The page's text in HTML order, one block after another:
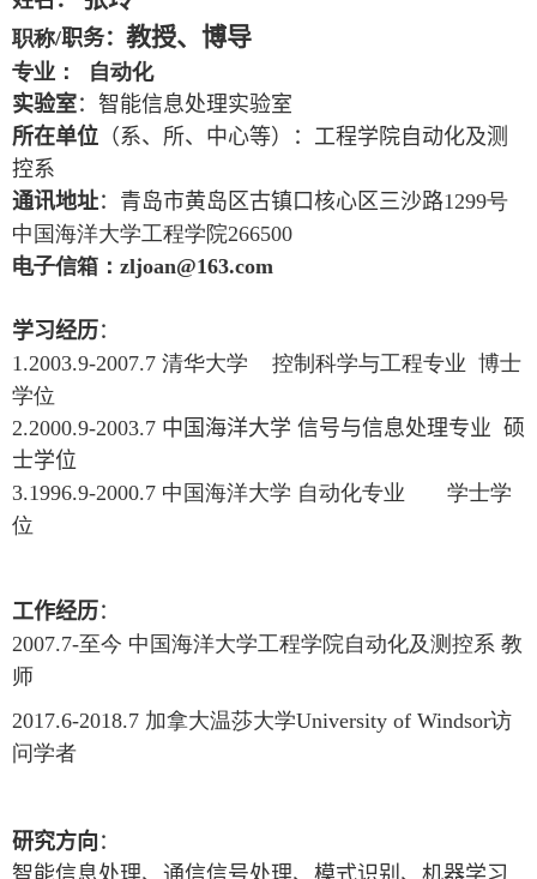
职称/职务： 教授、博导
专业： 自动化
实验室：智能信息处理实验室
所在单位 （系、所、中心等）：工程学院自动化及测
控系
通讯地址：青岛市黄岛区古镇口核心区三沙路1299号
中国海洋大学工程学院266500
电子信箱： zljoan@163.com
学习经历 ：
1.2003.9-2007.7 清华大学 控制科学与工程专业 博士
学位
2.2000.9-2003.7 中国海洋大学 信号与信息处理专业 硕
士学位
3.1996.9-2000.7 中国海洋大学 自动化专业 学士学
位
工作经历：
2007.7-至今 中国海洋大学工程学院自动化及测控系 教
师
2017.6-2018.7 加拿大温莎大学University of Windsor访
问学者
研究方向 ：
智能信息处理、通信信号处理、模式识别、机器学习